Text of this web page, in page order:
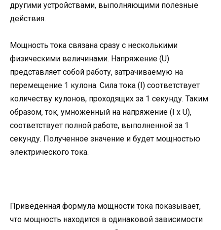
другими устройствами, выполняющими полезные
действия.
Мощность тока связана сразу с несколькими
физическими величинами. Напряжение (U)
представляет собой работу, затрачиваемую на
перемещение 1 кулона. Сила тока (I) соответствует
количеству кулонов, проходящих за 1 секунду. Таким
образом, ток, умноженный на напряжение (I x U),
соответствует полной работе, выполненной за 1
секунду. Полученное значение и будет мощностью
электрического тока.
Приведенная формула мощности тока показывает,
что мощность находится в одинаковой зависимости